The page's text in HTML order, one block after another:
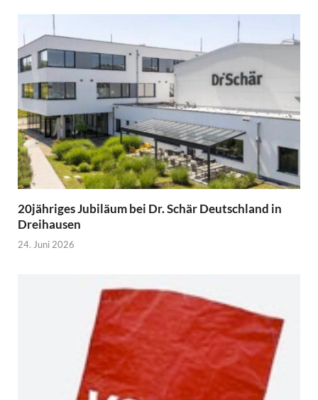
20jähriges Jubiläum bei Dr. Schär Deutschland in
Dreihausen
24. Juni 2026